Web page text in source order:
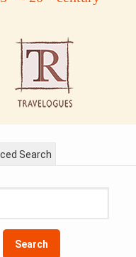
Search
Search